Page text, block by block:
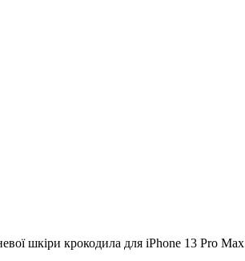
шкіри крокодила для iPhone 13 Pro Max